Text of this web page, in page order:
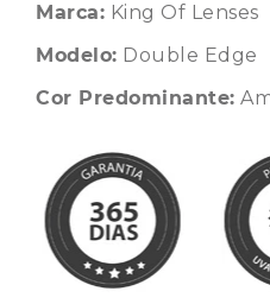
Marca: King Of Lenses
Modelo: Double Edge
Cor Predominante: